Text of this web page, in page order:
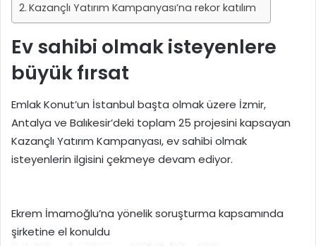
Kazançlı Yatırım Kampanyası’na rekor katılım
Ev sahibi olmak isteyenlere
büyük fırsat
Emlak Konut’un İstanbul başta olmak üzere İzmir,
Antalya ve Balıkesir’deki toplam 25 projesini kapsayan
Kazançlı Yatırım Kampanyası, ev sahibi olmak
isteyenlerin ilgisini çekmeye devam ediyor.
Ekrem İmamoğlu’na yönelik soruşturma kapsamında
şirketine el konuldu